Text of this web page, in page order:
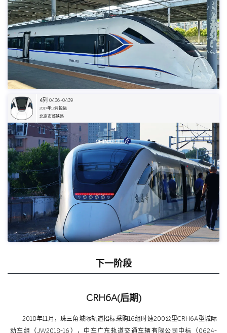
4列 0436~0439
2017年12月投运
北京市郊铁路
下一阶段
CRH6A(后期)
2018年11月，珠三角城际轨道招标采购16组时速200公里CRH6A型城际
动车组（JW2018-16），中车广东轨道交通车辆有限公司中标（0624-